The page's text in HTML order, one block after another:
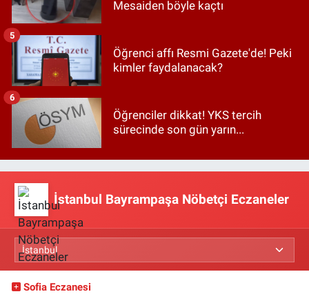
Mesaiden böyle kaçtı
Öğrenci affı Resmi Gazete'de! Peki
kimler faydalanacak?
5
Öğrenciler dikkat! YKS tercih
sürecinde son gün yarın...
6
İstanbul Bayrampaşa Nöbetçi Eczaneler
Sofia Eczanesi